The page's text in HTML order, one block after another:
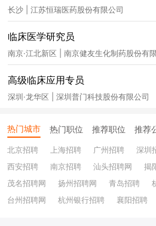
长沙 | 江苏恒瑞医药股份有限公司
临床医学研究员
南京·江北新区 | 南京健友生化制药股份有
高级临床应用专员
深圳·龙华区 | 深圳普门科技股份有限公司
热门城市 热门职位 推荐职位 推荐
北京招聘 上海招聘 广州招聘 深圳
西安招聘
南京招聘 汕头招聘网 揭
茂名招聘网
扬州招聘网 青岛招聘
台州招聘网
杭州银行招聘 襄阳招聘